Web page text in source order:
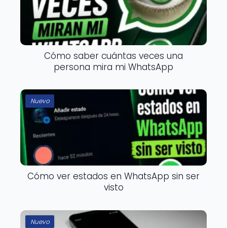
Cómo saber cuántas veces una
persona mira mi WhatsApp
Nuevo
Cómo ver estados en WhatsApp sin ser
visto
Nuevo